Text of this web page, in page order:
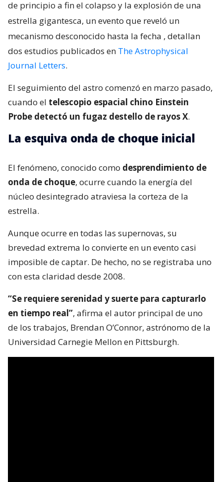
de principio a fin el colapso y la explosión de una
estrella gigantesca, un evento que reveló un
mecanismo desconocido hasta la fecha , detallan
dos estudios publicados en The Astrophysical
Journal Letters.
El seguimiento del astro comenzó en marzo pasado,
cuando el telescopio espacial chino Einstein
Probe detectó un fugaz destello de rayos X.
La esquiva onda de choque inicial
El fenómeno, conocido como desprendimiento de
onda de choque, ocurre cuando la energía del
núcleo desintegrado atraviesa la corteza de la
estrella.
Aunque ocurre en todas las supernovas, su
brevedad extrema lo convierte en un evento casi
imposible de captar. De hecho, no se registraba uno
con esta claridad desde 2008.
“Se requiere serenidad y suerte para capturarlo
en tiempo real”, afirma el autor principal de uno
de los trabajos, Brendan O’Connor, astrónomo de la
Universidad Carnegie Mellon en Pittsburgh.